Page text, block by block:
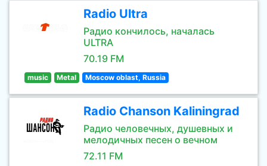
Radio Ultra
Радио кончилось, началась
ULTRA
70.19 FM
music Metal Moscow oblast, Russia
Radio Chanson Kaliningrad
Радио человечных, душевных и
мелодичных песен о вечном
72.11 FM